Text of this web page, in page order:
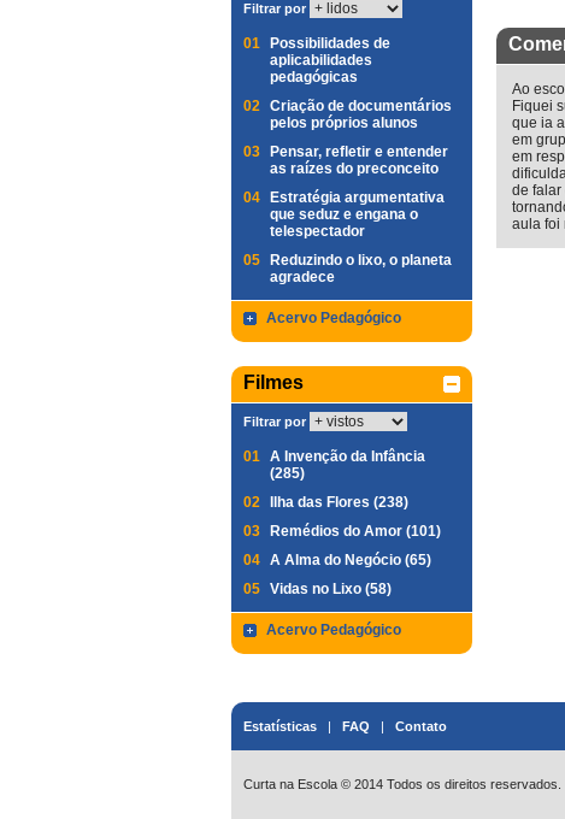
Filtrar por
01
Possibilidades de
aplicabilidades
pedagógicas
02 Criação de documentários
pelos próprios alunos
03
Pensar, refletir e entender
as raízes do preconceito
04
Estratégia argumentativa
que seduz e engana o
telespectador
05
Reduzindo o lixo, o planeta
agradece
Acervo Pedagógico
Filmes
Filtrar por
01 A Invenção da Infância
(285)
02
Ilha das Flores (238)
03
Remédios do Amor (101)
04 A Alma do Negócio (65)
05 Vidas no Lixo (58)
Acervo Pedagógico
Ao
Fiquei
que ia
em
em
de falar
aula foi
Estatísticas | FAQ | Contato
Curta na Escola © 2014 Todos os direitos reservados.